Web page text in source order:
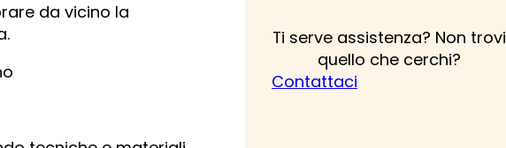
da vicino la
Ti serve assistenza? Non trovi
quello che cerchi?
Contattaci